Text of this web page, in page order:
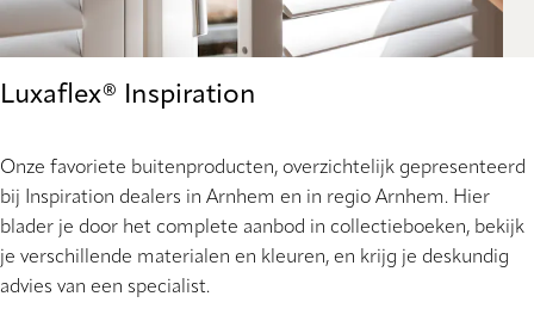
Luxaflex® Inspiration
Onze favoriete buitenproducten, overzichtelijk gepresenteerd
bij Inspiration dealers in Arnhem en in regio Arnhem. Hier
blader je door het complete aanbod in collectieboeken, bekijk
je verschillende materialen en kleuren, en krijg je deskundig
advies van een specialist.